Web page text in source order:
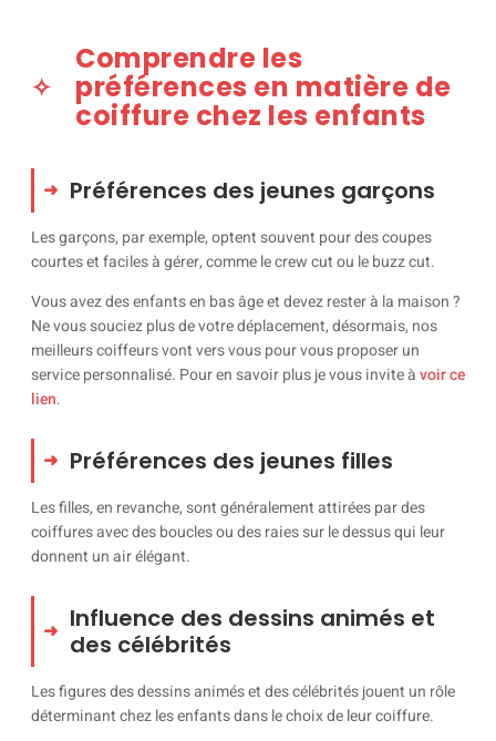
Comprendre les
préférences en matière de
coiffure chez les enfants
Préférences des jeunes garçons
Les garçons, par exemple, optent souvent pour des coupes
courtes et faciles à gérer, comme le crew cut ou le buzz cut.
Vous avez des enfants en bas âge et devez rester à la maison ?
Ne vous souciez plus de votre déplacement, désormais, nos
meilleurs coiffeurs vont vers vous pour vous proposer un
service personnalisé. Pour en savoir plus je vous invite àvoir ce
lien.
Préférences des jeunes filles
Les filles, en revanche, sont généralement attirées par des
coiffures avec des boucles ou des raies sur le dessus qui leur
donnent un air élégant.
Influence des dessins animés et
des célébrités
Les figures des dessins animés et des célébrités jouent un rôle
déterminant chez les enfants dans le choix de leur coiffure.